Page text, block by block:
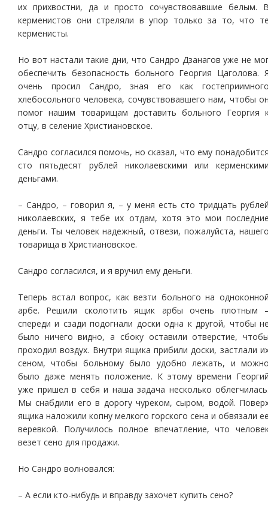
их прихвостни, да и просто сочувствовавшие белым.
керменистов они стреляли в упор только за то, что
керменисты.
Но вот настали такие дни, что Сандро Дзанагов уже не
обеспечить безопасность больного Георгия Цаголова.
очень просил Сандро, зная его как
хлебосольного человека, сочувствовавшего нам, чтобы
помог нашим товарищам доставить больного Георгия
отцу, в селение Христиановское.
Сандро согласился помочь, но сказал, что ему
сто пятьдесят рублей николаевскими или
деньгами.
– Сандро, – говорил я, – у меня есть сто тридцать
николаевских, я тебе их отдам, хотя это мои
деньги. Ты человек надежный, отвези, пожалуйста,
товарища в Христиановское.
Сандро согласился, и я вручил ему деньги.
Теперь встал вопрос, как везти больного на
арбе. Решили сколотить ящик арбы очень плотным
спереди и сзади подогнали доски одна к другой, чтобы
было ничего видно, а сбоку оставили отверстие,
проходил воздух. Внутри ящика прибили доски, застлали
сеном, чтобы больному было удобно лежать, и
было даже менять положение. К этому времени
уже пришел в себя и наша задача несколько
Мы снабдили его в дорогу чуреком, сыром, водой.
ящика наложили копну мелкого горского сена и обвязали
веревкой. Получилось полное впечатление, что
везет сено для продажи.
Но Сандро волновался:
– А если кто-нибудь и вправду захочет купить сено?